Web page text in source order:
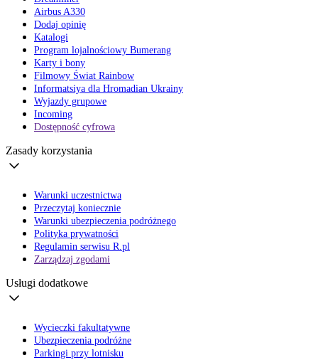
Airbus A330
Dodaj opinię
Katalogi
Program lojalnościowy Bumerang
Karty i bony
Filmowy Świat Rainbow
Informatsiya dla Hromadian Ukrainy
Wyjazdy grupowe
Incoming
Dostępność cyfrowa
Zasady korzystania
Warunki uczestnictwa
Przeczytaj koniecznie
Warunki ubezpieczenia podróżnego
Polityka prywatności
Regulamin serwisu R.pl
Zarządzaj zgodami
Usługi dodatkowe
Wycieczki fakultatywne
Ubezpieczenia podróżne
Parkingi przy lotnisku